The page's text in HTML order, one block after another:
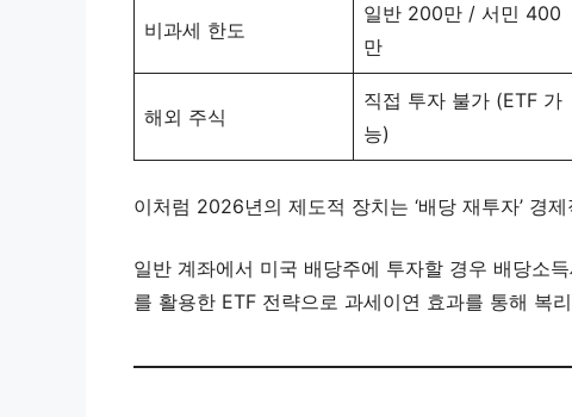
비과세 한도
일반 200만 / 서민 400
만
해외 주식
직접 투자 불가 (ETF 가
능)
이처럼 2026년의 제도적 장치는 ‘배당 재투자’ 경
일반 계좌에서 미국 배당주에 투자할 경우 배당소
를 활용한 ETF 전략으로 과세이연 효과를 통해 복